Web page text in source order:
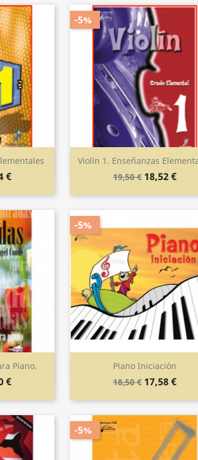
€
Violín 1. Enseñanzas
19,50 € 18,52 €
-5%
Vista rápida
Piano.
€
Piano Iniciación
18,50 € 17,58 €
-5%
Vista rápida
-5%